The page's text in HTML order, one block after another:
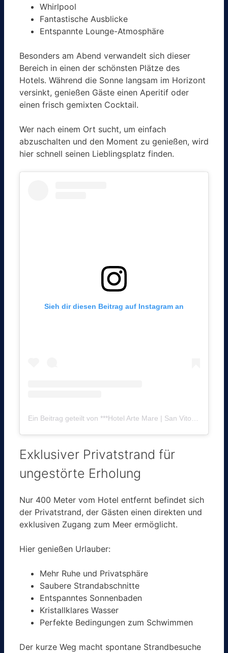
Whirlpool
Fantastische Ausblicke
Entspannte Lounge-Atmosphäre
Besonders am Abend verwandelt sich dieser
Bereich in einen der schönsten Plätze des
Hotels. Während die Sonne langsam im Horizont
versinkt, genießen Gäste einen Aperitif oder
einen frisch gemixten Cocktail.
Wer nach einem Ort sucht, um einfach
abzuschalten und den Moment zu genießen, wird
hier schnell seinen Lieblingsplatz finden.
Sieh dir diesen Beitrag auf Instagram an
Exklusiver Privatstrand für
ungestörte Erholung
Nur 400 Meter vom Hotel entfernt befindet sich
der Privatstrand, der Gästen einen direkten und
exklusiven Zugang zum Meer ermöglicht.
Hier genießen Urlauber:
Mehr Ruhe und Privatsphäre
Saubere Strandabschnitte
Entspanntes Sonnenbaden
Kristallklares Wasser
Perfekte Bedingungen zum Schwimmen
Der kurze Weg macht spontane Strandbesuche